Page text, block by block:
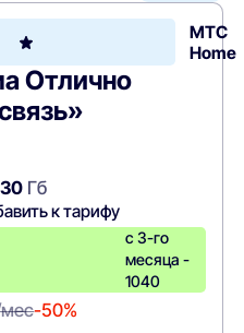
МТС
Home
Отлично
30Гб
к тарифу
с 3-го
месяца -
1040
-50%